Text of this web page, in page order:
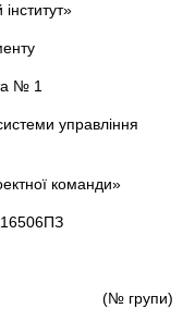
№ 1
управління
команди»
(№ групи)